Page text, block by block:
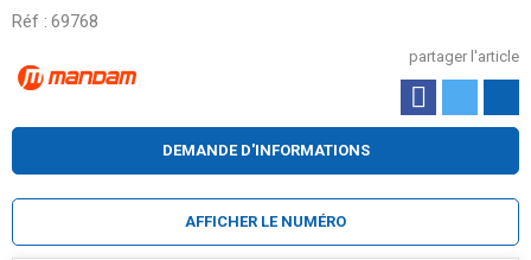
Réf : 69768
partager l'article
DEMANDE D'INFORMATIONS
AFFICHER LE NUMÉRO